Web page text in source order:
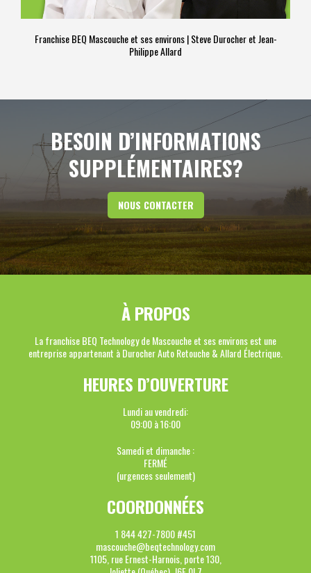
Franchise BEQ Mascouche et ses environs | Steve Durocher et Jean-
Philippe Allard
BESOIN D’INFORMATIONS
SUPPLÉMENTAIRES?
NOUS CONTACTER
À PROPOS
La franchise BEQ Technology de Mascouche et ses environs est une
entreprise appartenant à Durocher Auto Retouche & Allard Électrique.
HEURES D’OUVERTURE
Lundi au vendredi:
09:00 à 16:00
Samedi et dimanche :
FERMÉ
(urgences seulement)
COORDONNÉES
1 844 427-7800 #451
mascouche@beqtechnology.com
1105, rue Ernest-Harnois, porte 130,